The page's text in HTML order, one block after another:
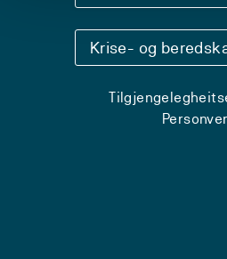
Krise- og